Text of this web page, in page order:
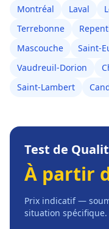
Montréal Laval
Terrebonne
Mascouche
Saint-
Vaudreuil-Dorion
Saint-Lambert
Test de
À partir
Prix indicatif —
situation spécifique.